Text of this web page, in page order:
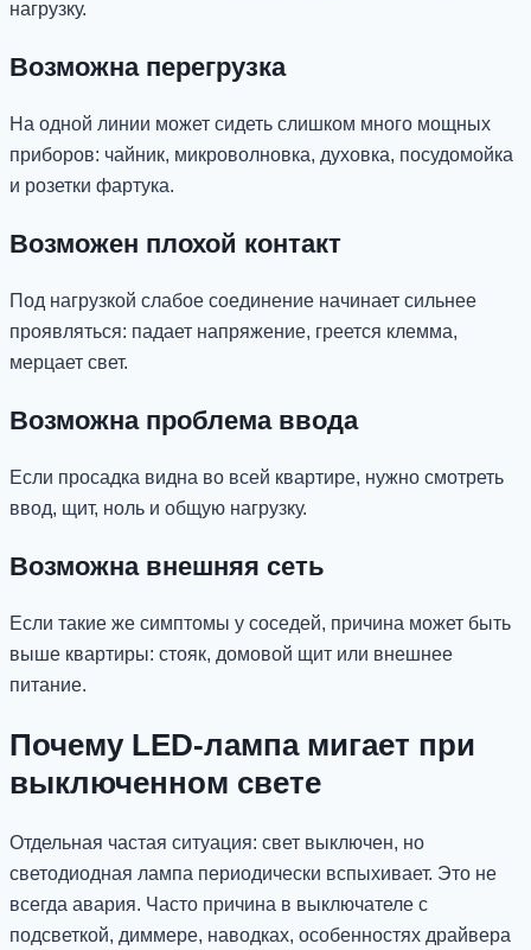
нагрузку.
Возможна перегрузка
На одной линии может сидеть слишком много мощных
приборов: чайник, микроволновка, духовка, посудомойка
и розетки фартука.
Возможен плохой контакт
Под нагрузкой слабое соединение начинает сильнее
проявляться: падает напряжение, греется клемма,
мерцает свет.
Возможна проблема ввода
Если просадка видна во всей квартире, нужно смотреть
ввод, щит, ноль и общую нагрузку.
Возможна внешняя сеть
Если такие же симптомы у соседей, причина может быть
выше квартиры: стояк, домовой щит или внешнее
питание.
Почему LED-лампа мигает при
выключенном свете
Отдельная частая ситуация: свет выключен, но
светодиодная лампа периодически вспыхивает. Это не
всегда авария. Часто причина в выключателе с
подсветкой, диммере, наводках, особенностях драйвера